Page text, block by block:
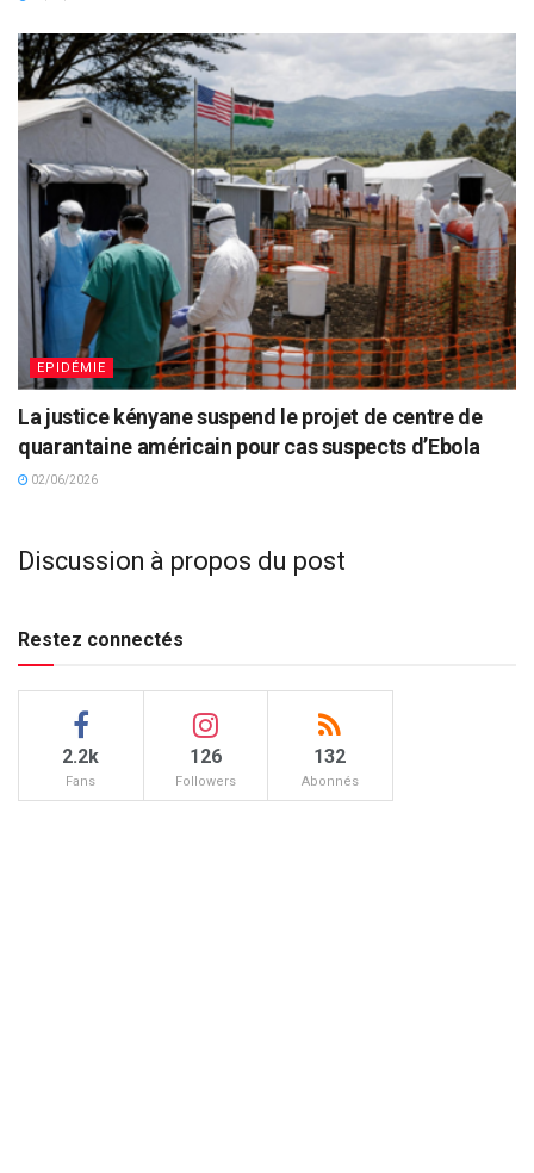
EPIDÉMIE
La justice kényane suspend le projet de centre de
quarantaine américain pour cas suspects d’Ebola
02/06/2026
Discussion à propos du post
Restez connectés
2.2k
Fans
126
Followers
132
Abonnés